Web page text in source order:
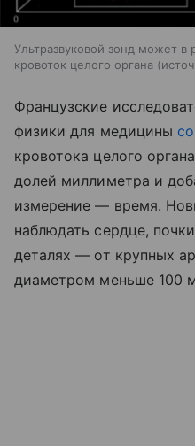
Ультразвуковой зонд может в
кровоток целого органа
Французские
физики для медицины
кровотока целого
долей миллиметра и
измерение — время.
наблюдать сердце,
деталях — от крупных
диаметром меньше 100